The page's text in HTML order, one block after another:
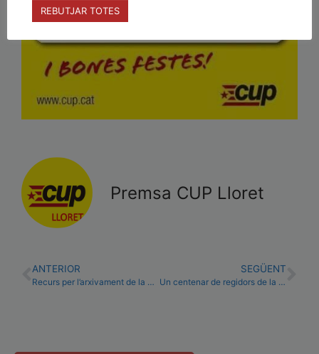
Premsa CUP Lloret
ANTERIOR
Recurs per l’arxivament de la causa contra l’exconsellera d’Educació de les Illes
SEGÜENT
Un centenar de regidors de la CUP, a favor d’un acord amb Junts pel Sí
REBUTJAR TOTES